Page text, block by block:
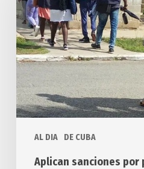
AL DIA DE CUBA
precios
abusivos
en
varias
provincias
cubanas
Aplican sanciones por